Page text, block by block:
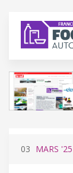
03 MARS '25